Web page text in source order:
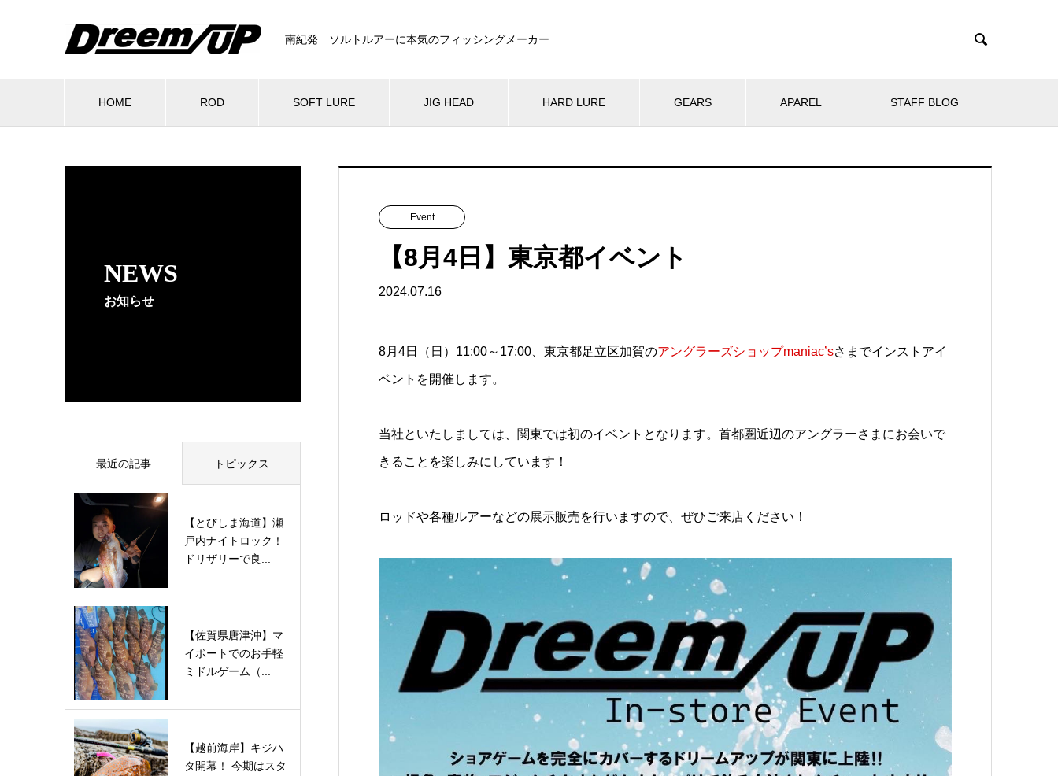
南紀発 ソルトルアーに本気のフィッシングメーカー 
HOME ROD SOFT LURE JIG HEAD HARD LURE GEARS APAREL STAFF BLOG
NEWS
お知らせ
Event
【8月4日】東京都イベント
2024.07.16
8月4日（日）11:00～17:00、東京都足立区加賀のアングラーズショップmaniac’sさまでインストアイ
ベントを開催します。
当社といたしましては、関東では初のイベントとなります。首都圏近辺のアングラーさまにお会いで
きることを楽しみにしています！
ロッドや各種ルアーなどの展示販売を行いますので、ぜひご来店ください！
最近の記事 トピックス
【とびしま海道】瀬
戸内ナイトロック！
ドリザリーで良...
【佐賀県唐津沖】マ
イボートでのお手軽
ミドルゲーム（...
【越前海岸】キジハ
タ開幕！ 今期はスタ